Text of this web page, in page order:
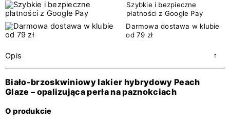
Szybkie i bezpieczne
płatności z Google Pay
Darmowa dostawa w klubie
od 79 zł
Opis
Biało-brzoskwiniowy lakier hybrydowy Peach
Glaze – opalizująca perła na paznokciach
O produkcie